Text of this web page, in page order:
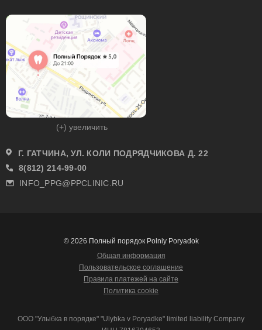
(+) увеличить
Г. ГАТЧИНА, УЛ. КОЛИ ПОДРЯДЧИКОВА Д. 22
8(812) 214-99-00
INFO_PPG@PPCLINIC.RU
© 2026 Полный порядок Polniy Poryadok
Общая информация
Пользовательское соглашение
Правила платежей на сайте
Политика cookie
ООО "Улыбка в порядке" "Ulybka v Poryadke" limited liability Company